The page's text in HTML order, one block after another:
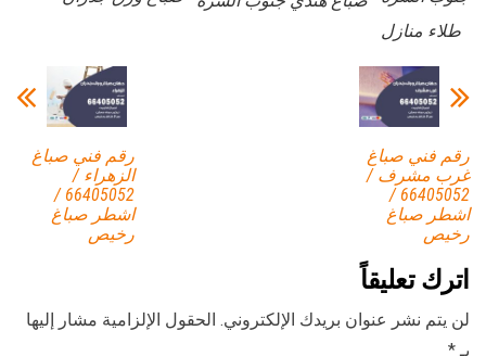
طلاء منازل
رقم فني صباغ
الزهراء /
66405052 /
اشطر صباغ
رخيص
رقم فني صباغ
غرب مشرف /
66405052 /
اشطر صباغ
رخيص
اترك تعليقاً
لن يتم نشر عنوان بريدك الإلكتروني. الحقول الإلزامية مشار إليها
بـ*